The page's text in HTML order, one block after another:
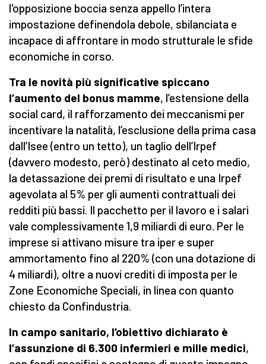
l'opposizione boccia senza appello l’intera
impostazione definendola debole, sbilanciata e
incapace di affrontare in modo strutturale le sfide
economiche in corso.
Tra le novità più significative spiccano
l’aumento del bonus mamme, l’estensione della
social card, il rafforzamento dei meccanismi per
incentivare la natalità, l’esclusione della prima casa
dall’Isee (entro un tetto), un taglio dell’Irpef
(davvero modesto, però) destinato al ceto medio,
la detassazione dei premi di risultato e una Irpef
agevolata al 5% per gli aumenti contrattuali dei
redditi più bassi. Il pacchetto per il lavoro e i salari
vale complessivamente 1,9 miliardi di euro. Per le
imprese si attivano misure tra iper e super
ammortamento fino al 220% (con una dotazione di
4 miliardi), oltre a nuovi crediti di imposta per le
Zone Economiche Speciali, in linea con quanto
chiesto da Confindustria.
In campo sanitario, l’obiettivo dichiarato è
l’assunzione di 6.300 infermieri e mille medici,